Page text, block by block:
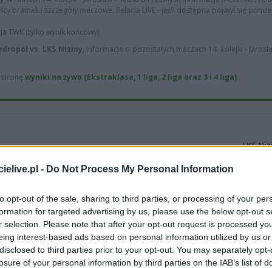
- Do Not Process My Personal Information
opt-out of the sale, sharing to third parties, or processing of your
for targeted advertising by us, please use the below opt-out
selection. Please note that after your opt-out request is processed
interest-based ads based on personal information utilized by us
to third parties prior to your opt-out. You may separately
of your personal information by third parties on the IAB’s list of
bramek i szczegóły meczowe. Relacja LIVE - jeśli dostępna pojawi się
TWK (tylko wynik końcowy)
vs. LKS Niziny, informacje o pozostałych meczach 14. kolejki -
wyniki na żywo (Ekstraklasa, 1 liga, 2 liga oraz 3 i 4 liga).
LKS